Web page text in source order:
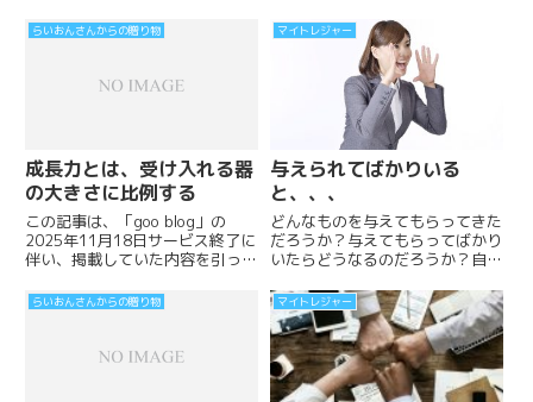
らうとスッキリするけれど、次に
また聞きに行くことになる。眠れ
はなく自分です。まず1枚、書い
ル・ワカル・ツナガレル・マイト
レジャークエスト自分の中に眠っ
ている宝物を掘り起こそう...
らいおんさんからの贈り物
成長力とは、受け入れる器
の大きさに比例する
この記事は、「goo blog」の
2025年11月18日サービス終了に
伴い、掲載していた内容を引っ越
イトル：らいおんさんからの贈り
物」「プロフィール：らいおんさ
マイトレジャー
与えられてばかりいる
と、、、
どんなものを与えてもらってきた
だろうか？与えてもらってばかり
いたらどうなるのだろうか？自分
の意味とは、役割とは？個性、価
値観、自信を探す、表現する方法
あなたらしい人生に笑顔と感謝の
架け橋をかけて自分、人生、未来
が、ミエル・ワカル・ツナガレ
ル・マイトレジャークエスト ブ
らいおんさんからの贈り物 マイトレジャー